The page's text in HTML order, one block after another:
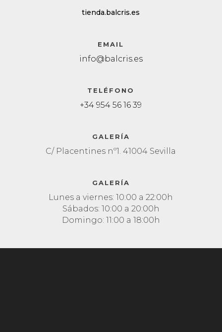
tienda.balcris.es
EMAIL
info@balcris.es
TELÉFONO
+34 954 56 16 39
GALERÍA
C/ Placentines nº1. 41004 Sevilla
GALERÍA
Lunes a viernes: 10:00 a 22:00h
Sábados: 10:00 a 20:00h
Domingo: 11:00 a 18:00h